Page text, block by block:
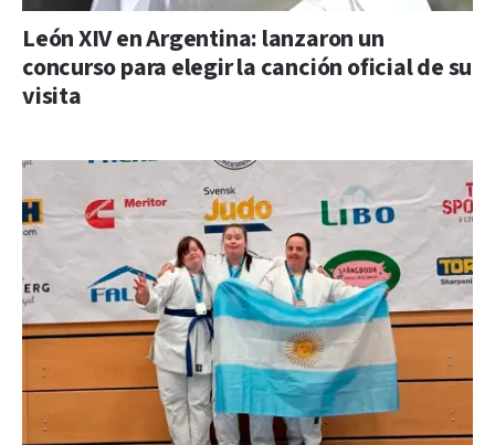
León XIV en Argentina: lanzaron un
concurso para elegir la canción oficial de su
visita